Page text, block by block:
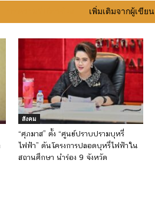
เพิ่มเติมจากผู้เขียน
สังคม
“ศุภมาส” ตั้ง “ศูนย์ปราบปรามบุหรี่
ไฟฟ้า” ดันโครงการปลอดบุหรี่ไฟฟ้าใน
สถานศึกษา นำร่อง 9 จังหวัด